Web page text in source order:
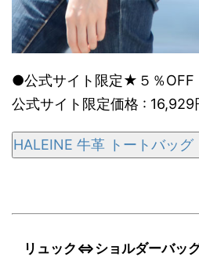
●公式サイト限定★５％OFF
公式サイト限定価格 : 16,929
HALEINE 牛革 トートバッグ
リュック⇔ショルダーバッ